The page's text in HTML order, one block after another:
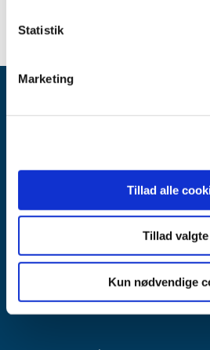
Statistik
Marketing
Tillad alle
Tillad valgte
Kun nødvendige
Lægemiddelstyrelsen
Axel Heides Gade 1
Email:dkma@dkma.dk
Lægemiddelstyrelsen er en del af
Sundheds- og Kirkeministeriet.